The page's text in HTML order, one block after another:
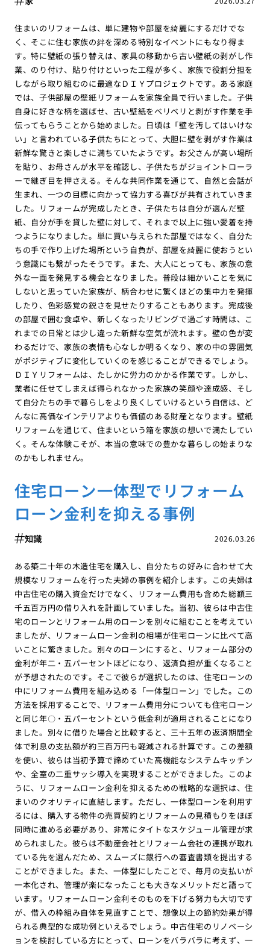
住まいのリフォームは、単に建物や部屋を綺麗にするだけでな
く、そこに住む家族の絆を深める特別なイベントにもなり得ま
す。特に壁紙の張り替えは、家具の移動から古い壁紙の剥がし作
業、のり付け、貼り付けといった工程が多く、家族で役割分担を
しながら取り組むのに最適なＤＩＹプロジェクトです。ある家庭
では、子供部屋の壁紙リフォームを家族全員で行いました。子供
自身に好きな柄を選ばせ、古い壁紙をベリベリと剥がす作業を手
伝ってもらうことから始めました。日頃は「壁を汚してはいけな
い」と言われている子供たちにとって、大胆に壁を剥がす作業は
新鮮な驚きと楽しさに満ちていたようです。お父さんが高い場所
を貼り、お母さんが水平を確認し、子供たちがジョイントローラ
ーで継ぎ目を押さえる。そんな共同作業を通じて、自然と会話が
生まれ、一つの目標に向かって協力する喜びが共有されていきま
した。リフォームが完成したとき、子供たちは自分が選んだ壁
紙、自分が手を貸した壁に対して、それまで以上に強い愛着を持
つようになりました。単に買い与えられた部屋ではなく、自分た
ちの手で作り上げた場所という自負が、部屋を綺麗に使おうとい
う意識にも繋がったそうです。また、大人にとっても、家族の意
外な一面を発見する機会となりました。普段は細かいことを気に
しないと思っていた家族が、柄合わせに驚くほどの集中力を発揮
したり、色彩感覚の鋭さを見せたりすることもあります。完成後
の部屋で囲む食卓や、新しくなったリビングで過ごす時間は、こ
れまでの日常とは少し違った新鮮な空気が流れます。壁の色が変
わるだけで、家族の表情も心なしか明るくなり、家の中の雰囲気
がポジティブに変化していくのを感じることができるでしょう。
ＤＩＹリフォームは、たしかに労力のかかる作業です。しかし、
業者に任せてしまえば得られなかった家族の笑顔や達成感、そし
て自分たちの手で暮らしをより良くしていけるという自信は、ど
んなに高価なインテリアよりも価値のある財産となります。壁紙
リフォームを通じて、住まいという箱を家族の想いで満たしてい
く。そんな体験こそが、本当の意味での豊かな暮らしの始まりな
のかもしれません。
住宅ローン一体型でリフォーム
ローン金利を抑える事例
2026.03.26
知識
ある築二十年の木造住宅を購入し、自分たちの好みに合わせて大
規模なリフォームを行った夫婦の事例を紹介します。この夫婦は
中古住宅の購入資金だけでなく、リフォーム費用も含めた総額三
千五百万円の借り入れを計画していました。当初、彼らは中古住
宅のローンとリフォーム用のローンを別々に組むことを考えてい
ましたが、リフォームローン金利の相場が住宅ローンに比べて高
いことに驚きました。別々のローンにすると、リフォーム部分の
金利が年二・五パーセントほどになり、返済負担が重くなること
が予想されたのです。そこで彼らが選択したのは、住宅ローンの
中にリフォーム費用を組み込める「一体型ローン」でした。この
方法を採用することで、リフォーム費用分についても住宅ローン
と同じ年〇・五パーセントという低金利が適用されることになり
ました。別々に借りた場合と比較すると、三十五年の返済期間全
体で利息の支払額が約三百万円も軽減される計算です。この差額
を使い、彼らは当初予算で諦めていた高機能なシステムキッチン
や、全室の二重サッシ導入を実現することができました。このよ
うに、リフォームローン金利を抑えるための戦略的な選択は、住
まいのクオリティに直結します。ただし、一体型ローンを利用す
るには、購入する物件の売買契約とリフォームの見積もりをほぼ
同時に進める必要があり、非常にタイトなスケジュール管理が求
められました。彼らは不動産会社とリフォーム会社の連携が取れ
ている先を選んだため、スムーズに銀行への審査書類を提出する
ことができました。また、一体型にしたことで、毎月の支払いが
一本化され、管理が楽になったことも大きなメリットだと語って
います。リフォームローン金利そのものを下げる努力も大切です
が、借入の枠組み自体を見直すことで、想像以上の節約効果が得
られる典型的な成功例といえるでしょう。中古住宅のリノベーシ
ョンを検討している方にとって、ローンをバラバラに考えず、一